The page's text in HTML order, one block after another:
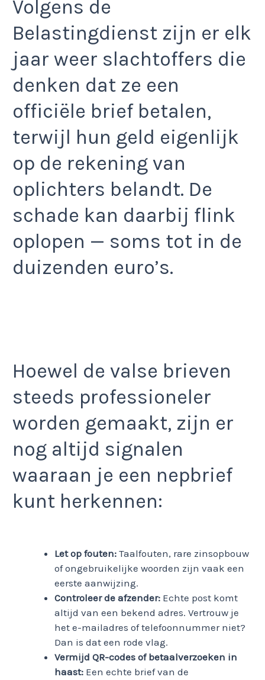
Volgens de
Belastingdienst zijn er elk
jaar weer slachtoffers die
denken dat ze een
officiële brief betalen,
terwijl hun geld eigenlijk
op de rekening van
oplichters belandt. De
schade kan daarbij flink
oplopen — soms tot in de
duizenden euro’s.
Hoewel de valse brieven
steeds professioneler
worden gemaakt, zijn er
nog altijd signalen
waaraan je een nepbrief
kunt herkennen:
Let op fouten: Taalfouten, rare zinsopbouw
of ongebruikelijke woorden zijn vaak een
eerste aanwijzing.
Controleer de afzender: Echte post komt
altijd van een bekend adres. Vertrouw je
het e-mailadres of telefoonnummer niet?
Dan is dat een rode vlag.
Vermijd QR-codes of betaalverzoeken in
haast: Een echte brief van de